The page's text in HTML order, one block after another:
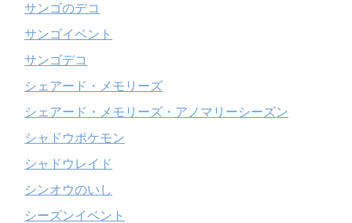
サンゴのデコ
サンゴイベント
サンゴデコ
シェアード・メモリーズ
シェアード・メモリーズ・アノマリーシーズン
シャドウポケモン
シャドウレイド
シンオウのいし
シーズンイベント